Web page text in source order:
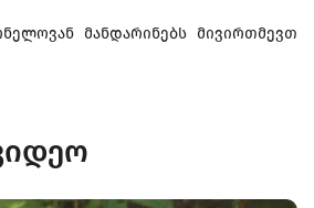
მანდარინებს მივირთმევთ